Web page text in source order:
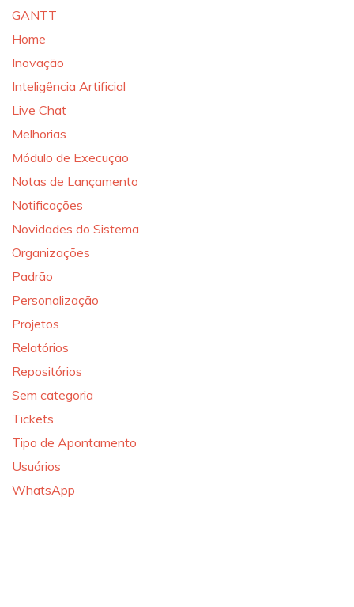
GANTT
Home
Inovação
Inteligência Artificial
Live Chat
Melhorias
Módulo de Execução
Notas de Lançamento
Notificações
Novidades do Sistema
Organizações
Padrão
Personalização
Projetos
Relatórios
Repositórios
Sem categoria
Tickets
Tipo de Apontamento
Usuários
WhatsApp